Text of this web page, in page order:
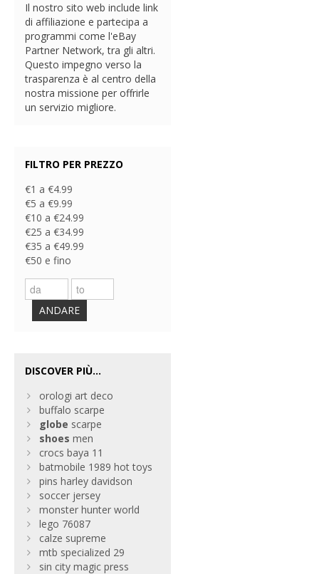
Il nostro sito web include link
di affiliazione e partecipa a
programmi come l'eBay
Partner Network, tra gli altri.
Questo impegno verso la
trasparenza è al centro della
nostra missione per offrirle
un servizio migliore.
FILTRO PER PREZZO
€1 a €4.99
€5 a €9.99
€10 a €24.99
€25 a €34.99
€35 a €49.99
€50 e fino
ANDARE
DISCOVER PIÙ...
orologi art deco
buffalo scarpe
globe scarpe
shoes men
crocs baya 11
batmobile 1989 hot toys
pins harley davidson
soccer jersey
monster hunter world
lego 76087
calze supreme
mtb specialized 29
sin city magic press